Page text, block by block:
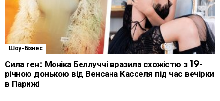
Шоу-Бізнес
Сила ген: Моніка Беллуччі вразила схожістю з 19-
річною донькою від Венсана Касселя під час вечірки
в Парижі